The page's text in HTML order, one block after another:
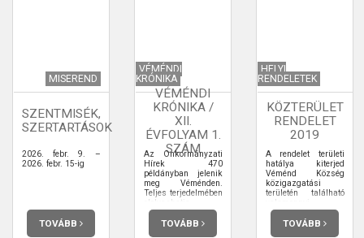
MISEREND
SZENTMISÉK,
SZERTARTÁSOK
2026. febr. 9. –
2026. febr. 15-ig
TOVÁBB
VÉMÉNDI
KRÓNIKA
VÉMÉNDI
KRÓNIKA /
XII.
ÉVFOLYAM 1.
SZÁM
Az Önkormányzati
Hírek 470
példányban jelenik
meg Véménden.
Teljes terjedelmében
elolvashatja.
TOVÁBB
HELYI
RENDELETEK
KÖZTERÜLET
RENDELET
2019
A rendelet területi
hatálya kiterjed
Véménd Község
közigazgatási
területén található
valamennyi
közterületre,
valamint a
magántulajdonú
TOVÁBB